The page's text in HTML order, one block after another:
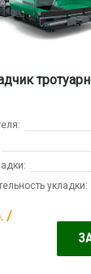
укладки:
/